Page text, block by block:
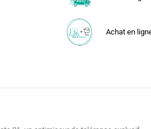
Achat en